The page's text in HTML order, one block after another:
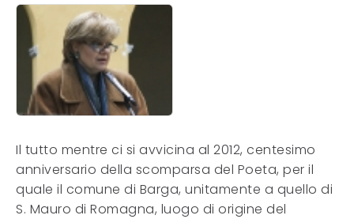
Il tutto mentre ci si avvicina al 2012, centesimo
anniversario della scomparsa del Poeta, per il
quale il comune di Barga, unitamente a quello di
S. Mauro di Romagna, luogo di origine del